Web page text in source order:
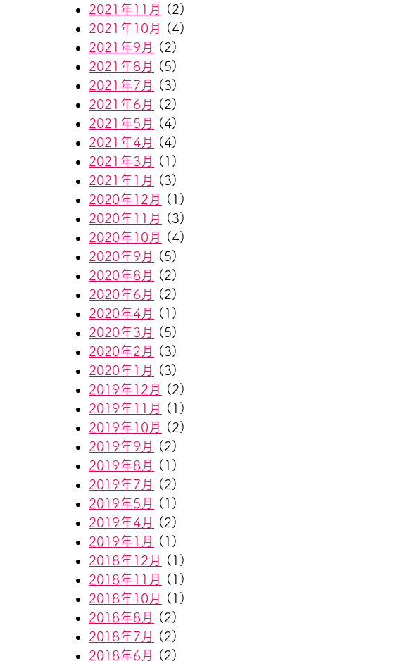
2021年11月
(2)
2021年10月
(4)
2021年9月
(2)
2021年8月
(5)
2021年7月
(3)
2021年6月
(2)
2021年5月
(4)
2021年4月
(4)
2021年3月
(1)
2021年1月
(3)
2020年12月
(1)
2020年11月
(3)
2020年10月
(4)
2020年9月
(5)
2020年8月
(2)
2020年6月
(2)
2020年4月
(1)
2020年3月
(5)
2020年2月
(3)
2020年1月
(3)
2019年12月
(2)
2019年11月
(1)
2019年10月
(2)
2019年9月
(2)
2019年8月
(1)
2019年7月
(2)
2019年5月
(1)
2019年4月
(2)
2019年1月
(1)
2018年12月
(1)
2018年11月
(1)
2018年10月
(1)
2018年8月
(2)
2018年7月
(2)
2018年6月
(2)